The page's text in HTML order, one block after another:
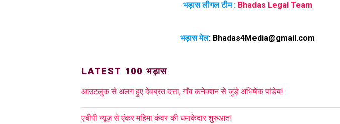
भड़ास लीगल टीम : Bhadas Legal Team
भड़ास मेल: Bhadas4Media@gmail.com
LATEST 100 भड़ास
आउटलुक से अलग हुए देवब्रत दत्ता, गाँव कनेक्शन से जुड़े अभिषेक पांडेय!
एबीपी न्यूज़ से एंकर महिमा कंवर की धमाकेदार शुरुआत!